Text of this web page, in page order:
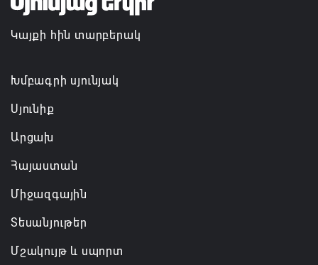
մեծածավալ աշխատանքներ՝ գյուղական
բնակավայրերում
Կայքի հին տարբերակ
Խմբագրի սյունյակ
Սյունիք
Արցախ
Հայաստան
Միջազգային
Տեսանյութեր
Մշակույթ և սպորտ